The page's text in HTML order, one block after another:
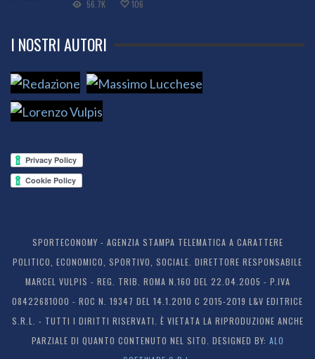
56.7K 106
I NOSTRI AUTORI
SPORTECONOMY - AGENZIA STAMPA TELEMATICA A CARATTERE
POLITICO, ECONOMICO, SPORTIVO, SOCIALE. DIRETTORE RESPONSABILE
MARCEL VULPIS - REG. TRIB. ROMA N.160 DEL 22.04.2005 - P.IVA
08422681000 - ROC N. 19347 DEL 14.1.2010 C 2015-2019 L&V EDITRICE
S.R.L. - TUTTI I DIRITTI RISERVATI. È VIETATA LA RIPRODUZIONE ANCHE
PARZIALE DI QUANTO CONTENUTO NEL SITO. DESIGNED BY: ALO